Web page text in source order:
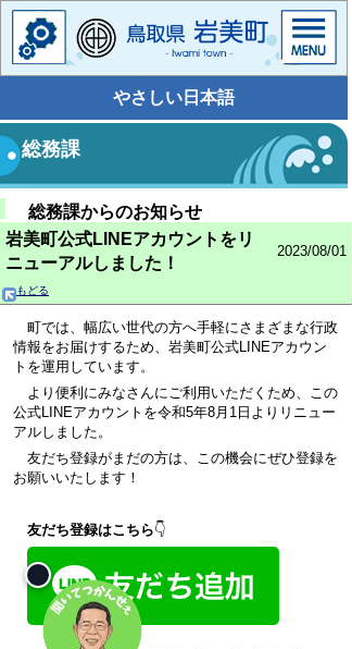
やさしい日本語
総務課
総務課からのお知らせ
岩美町公式LINEアカウントをリ
ニューアルしました！
2023/08/01
もどる
町では、幅広い世代の方へ手軽にさまざまな行政
情報をお届けするため、岩美町公式LINEアカウン
トを運用しています。
より便利にみなさんにご利用いただくため、この
公式LINEアカウントを令和5年8月1日よりリニュー
アルしました。
友だち登録がまだの方は、この機会にぜひ登録を
お願いいたします！
友だち登録はこちら👇